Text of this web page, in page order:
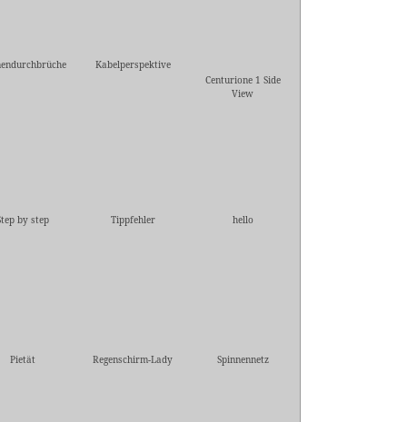
Kabelperspektive
Centurione 1 Side
View
by step
Tippfehler hello
Pietät
Regenschirm-Lady Spinnennetz